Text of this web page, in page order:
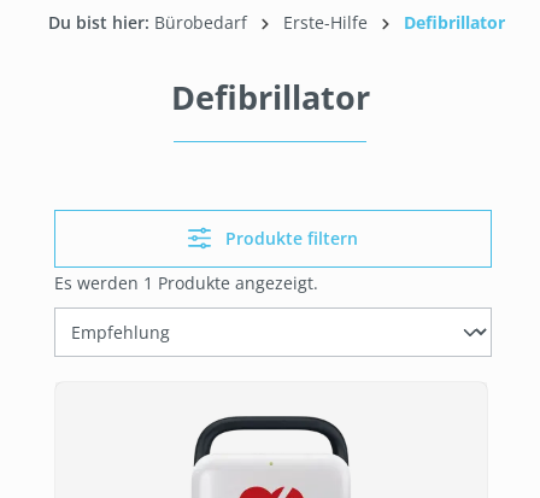
Du bist hier: Bürobedarf Erste-Hilfe Defibrillator
Defibrillator
Produkte filtern
Es werden 1 Produkte angezeigt.